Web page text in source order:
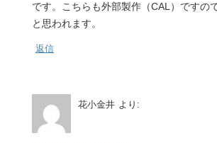
です。こちらも外部製作（CAL）ですの
と思われます。
返信
花小金井 より: